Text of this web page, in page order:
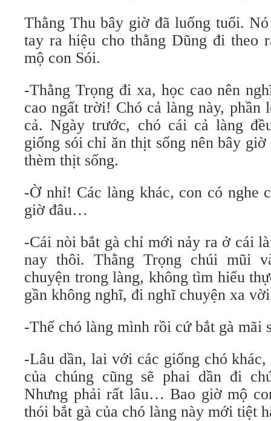
Thằng Thu bây giờ đã luống tuổi.
tay ra hiệu cho thằng Dũng đi theo
mộ con Sói.
-Thằng Trọng đi xa, học cao nên
cao ngất trời! Chó cả làng này, phần
cả. Ngày trước, chó cái cả làng
giống sói chỉ ăn thịt sống nên bây
thèm thịt sống.
-Ờ nhỉ! Các làng khác, con có nghe
giờ đâu…
-Cái nòi bắt gà chỉ mới nảy ra ở cái
nay thôi. Thằng Trọng chúi mũi
chuyện trong làng, không tìm hiểu
gần không nghĩ, đi nghĩ chuyện xa
-Thế chó làng mình rồi cứ bắt gà mãi
-Lâu dần, lai với các giống chó
của chúng cũng sẽ phai dần đi
Nhưng phải rất lâu… Bao giờ mộ
thói bắt gà của chó làng này mới tiệt